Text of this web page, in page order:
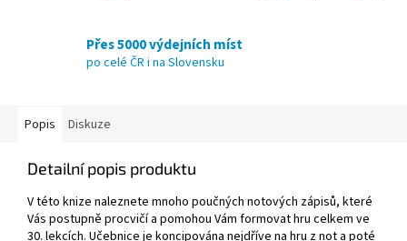
Přes 5000 výdejních míst
po celé ČR i na Slovensku
Popis Diskuze
Detailní popis produktu
V této knize naleznete mnoho poučných notových zápisů, které
Vás postupně procvičí a pomohou Vám formovat hru celkem ve
30. lekcích. Učebnice je koncipována nejdříve na hru z not a poté